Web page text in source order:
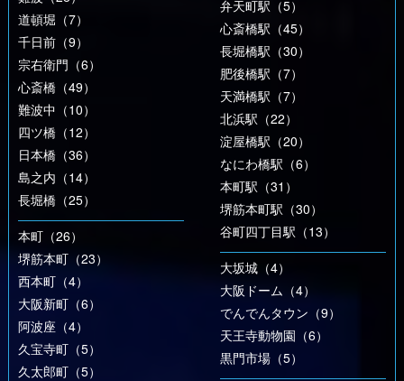
道頓堀（7）
千日前（9）
宗右衛門（6）
心斎橋（49）
難波中（10）
四ツ橋（12）
日本橋（36）
島之内（14）
長堀橋（25）
本町（26）
堺筋本町（23）
西本町（4）
大阪新町（6）
阿波座（4）
久宝寺町（5）
久太郎町（5）
弁天町駅（5）
心斎橋駅（45）
長堀橋駅（30）
肥後橋駅（7）
天満橋駅（7）
北浜駅（22）
淀屋橋駅（20）
なにわ橋駅（6）
本町駅（31）
堺筋本町駅（30）
谷町四丁目駅（13）
大坂城（4）
大阪ドーム（4）
でんでんタウン（9）
天王寺動物園（6）
黒門市場（5）